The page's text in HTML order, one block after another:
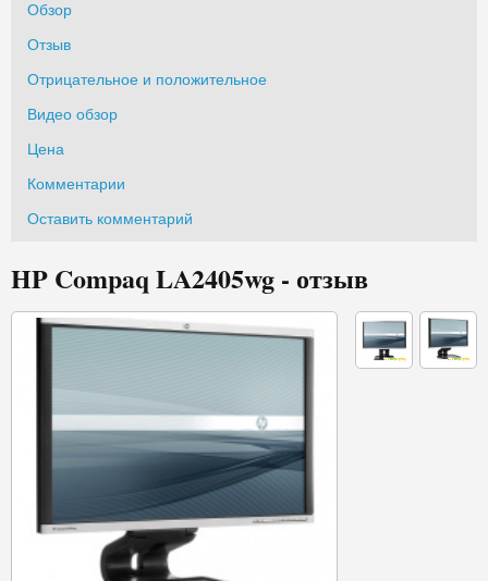
Обзор
Отзыв
Отрицательное и положительное
Видео обзор
Цена
Комментарии
Оставить комментарий
HP Compaq LA2405wg - отзыв